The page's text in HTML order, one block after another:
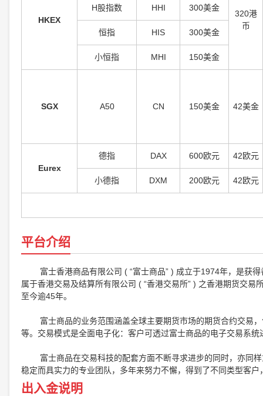
HKEX
320港
币
H股指数 HHI 300美金
恒指 HIS 300美金
小恒指 MHI 150美金
SGX A50 CN 150美金 42美金
Eurex
德指 DAX 600欧元 42欧元
小德指 DXM 200欧元 42欧元
平台介绍
富士香港商品有限公司 ( “富士商品” ) 成立于1974年，是获得
属于香港交易及结算所有限公司 ( “香港交易所” ) 之香港期货交
至今逾45年。
富士商品的业务范围涵盖全球主要期货市场的期货合约交易，
等。交易模式是全面电子化：客户可透过富士商品的电子交易系
富士商品在交易科技的配套方面不断寻求进步的同时，亦同样
稳定而具实力的专业团队，多年来努力不懈，得到了不同类型客
出入金说明